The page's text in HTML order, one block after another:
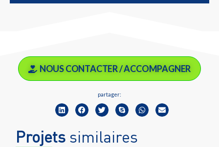
NOUS CONTACTER / ACCOMPAGNER
partager:
Projets similaires